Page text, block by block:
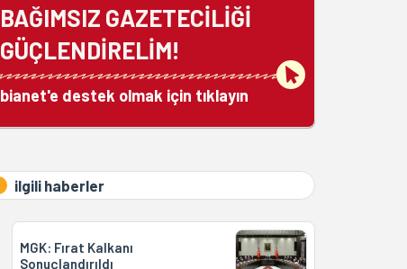
BAĞIMSIZ GAZETECİLİĞİ
GÜÇLENDİRELİM!
bianet'e destek olmak için tıklayın
ilgili haberler
MGK: Fırat Kalkanı
Sonuçlandırıldı